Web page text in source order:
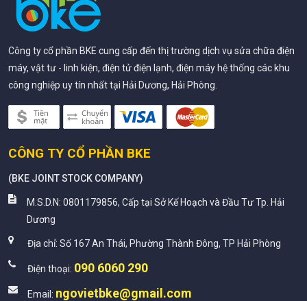
Công ty cổ phần BKE cung cấp đến thị trường dịch vụ sửa chữa điện
máy, vật tư - linh kiện, điện tử điện lạnh, điện máy hệ thống các khu
công nghiệp uy tín nhất tại Hải Dương, Hải Phòng.
CÔNG TY CỔ PHẦN BKE
(BKE JOINT STOCK COMPANY)
M.S.D.N: 0801179856, Cấp tại Sở Kế Hoạch và Đầu Tư Tp. Hải
Dương
Địa chỉ: Số 167 An Thái, Phường Thành Đông, TP Hải Phòng
Điện thoại: 090 6060 290
Email: ngovietbke@gmail.com